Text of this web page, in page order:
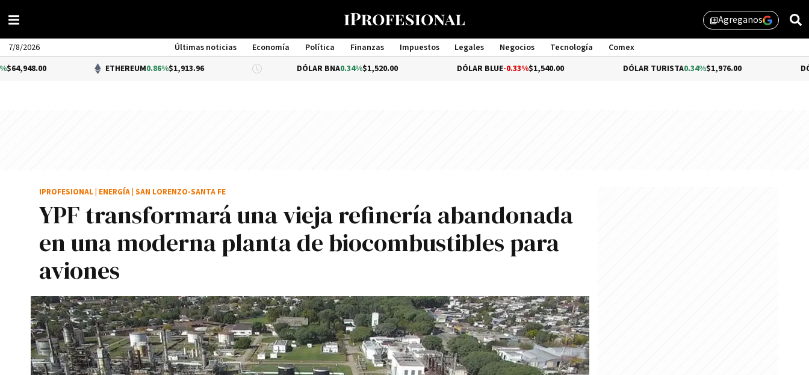
library_addAgreganos
7/8/2026 Últimas noticias Economía Política Finanzas Impuestos Legales Negocios Tecnología
Comex
Management
ETHEREUM0.86%$1,913.96 DÓLAR BNA 0.34%$1,520.00 DÓLAR BLUE-0.33% $1,540.00 DÓLAR TURISTA0.34%$1,976.00 -
YPF transformará una vieja refinería abandonada
en una moderna planta de biocombustibles para
aviones
IPROFESIONAL ENERGÍA SAN LORENZO-SANTA FE